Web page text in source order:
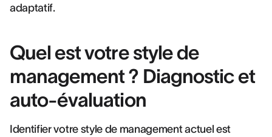
adaptatif.
Quel est votre style de
management ? Diagnostic et
auto-évaluation
Identifier votre style de management actuel est